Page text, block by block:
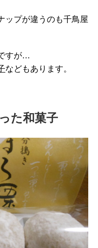
ップが違うのも千鳥屋
すが…
などもあります。
た和菓子